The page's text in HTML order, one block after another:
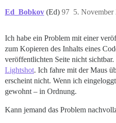
Ed_Bobkov (Ed) 5. November
97
Ich habe ein Problem mit einer
zum Kopieren des Inhalts eines
veröffentlichten Seite nicht sichtbar.
Lightshot. Ich fahre mit der Maus
erscheint nicht. Wenn ich
gewohnt – in Ordnung.
Kann jemand das Problem